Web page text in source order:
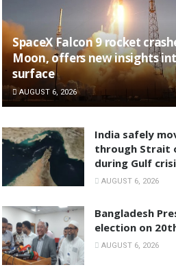
SpaceX Falcon 9 rocket
Moon, offers new insights
surface
AUGUST 6, 2026
India safely
through Strait
during Gulf
AUGUST 6, 2026
Bangladesh
election on
AUGUST 6, 2026